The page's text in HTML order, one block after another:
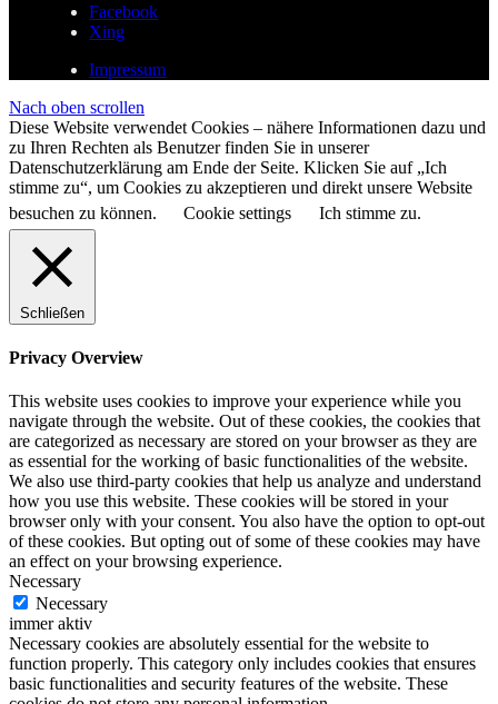
Facebook
Xing
Impressum
Nach oben scrollen
Diese Website verwendet Cookies – nähere Informationen dazu und
zu Ihren Rechten als Benutzer finden Sie in unserer
Datenschutzerklärung am Ende der Seite. Klicken Sie auf „Ich
stimme zu“, um Cookies zu akzeptieren und direkt unsere Website
besuchen zu können.
Cookie settings Ich stimme zu.
Schließen
Privacy Overview
This website uses cookies to improve your experience while you
navigate through the website. Out of these cookies, the cookies that
are categorized as necessary are stored on your browser as they are
as essential for the working of basic functionalities of the website.
We also use third-party cookies that help us analyze and understand
how you use this website. These cookies will be stored in your
browser only with your consent. You also have the option to opt-out
of these cookies. But opting out of some of these cookies may have
an effect on your browsing experience.
Necessary
Necessary
immer aktiv
Necessary cookies are absolutely essential for the website to
function properly. This category only includes cookies that ensures
basic functionalities and security features of the website. These